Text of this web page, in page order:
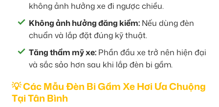
không ảnh hưởng xe đi ngược chiều.
Không ảnh hưởng đăng kiểm: Nếu dùng đèn
chuẩn và lắp đặt đúng kỹ thuật.
Tăng thẩm mỹ xe: Phần đầu xe trở nên hiện đại
và sắc sảo hơn sau khi lắp đèn bi gầm.
💡 Các Mẫu Đèn Bi Gầm Xe Hơi Ưa Chuộng
Tại Tân Bình